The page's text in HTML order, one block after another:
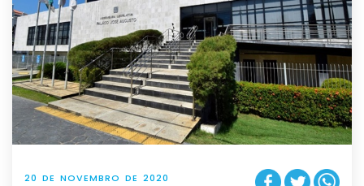
20 DE NOVEMBRO DE 2020